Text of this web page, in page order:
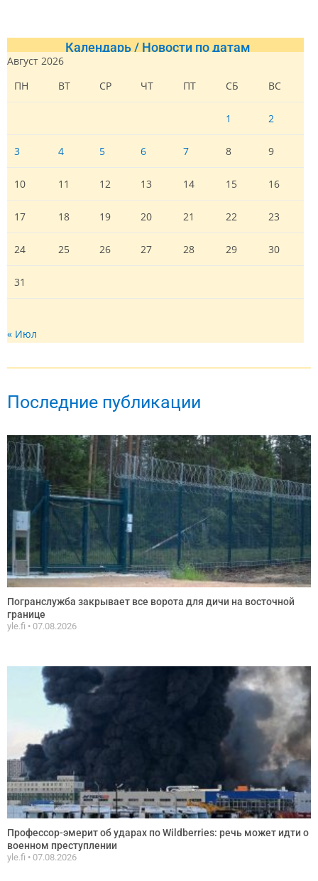
Календарь / Новости по датам
Август 2026
ПН
ВТ СР ЧТ ПТ СБ ВС
1 2
3 4 5 6 7 8 9
10 11 12 13 14 15 16
17 18 19 20 21 22 23
24 25 26 27 28 29 30
31
« Июл
Последние публикации
Погранслужба закрывает все ворота для дичи на восточной
границе
yle.fi 07.08.2026
Профессор-эмерит об ударах по Wildberries: речь может идти о
военном преступлении
yle.fi 07.08.2026